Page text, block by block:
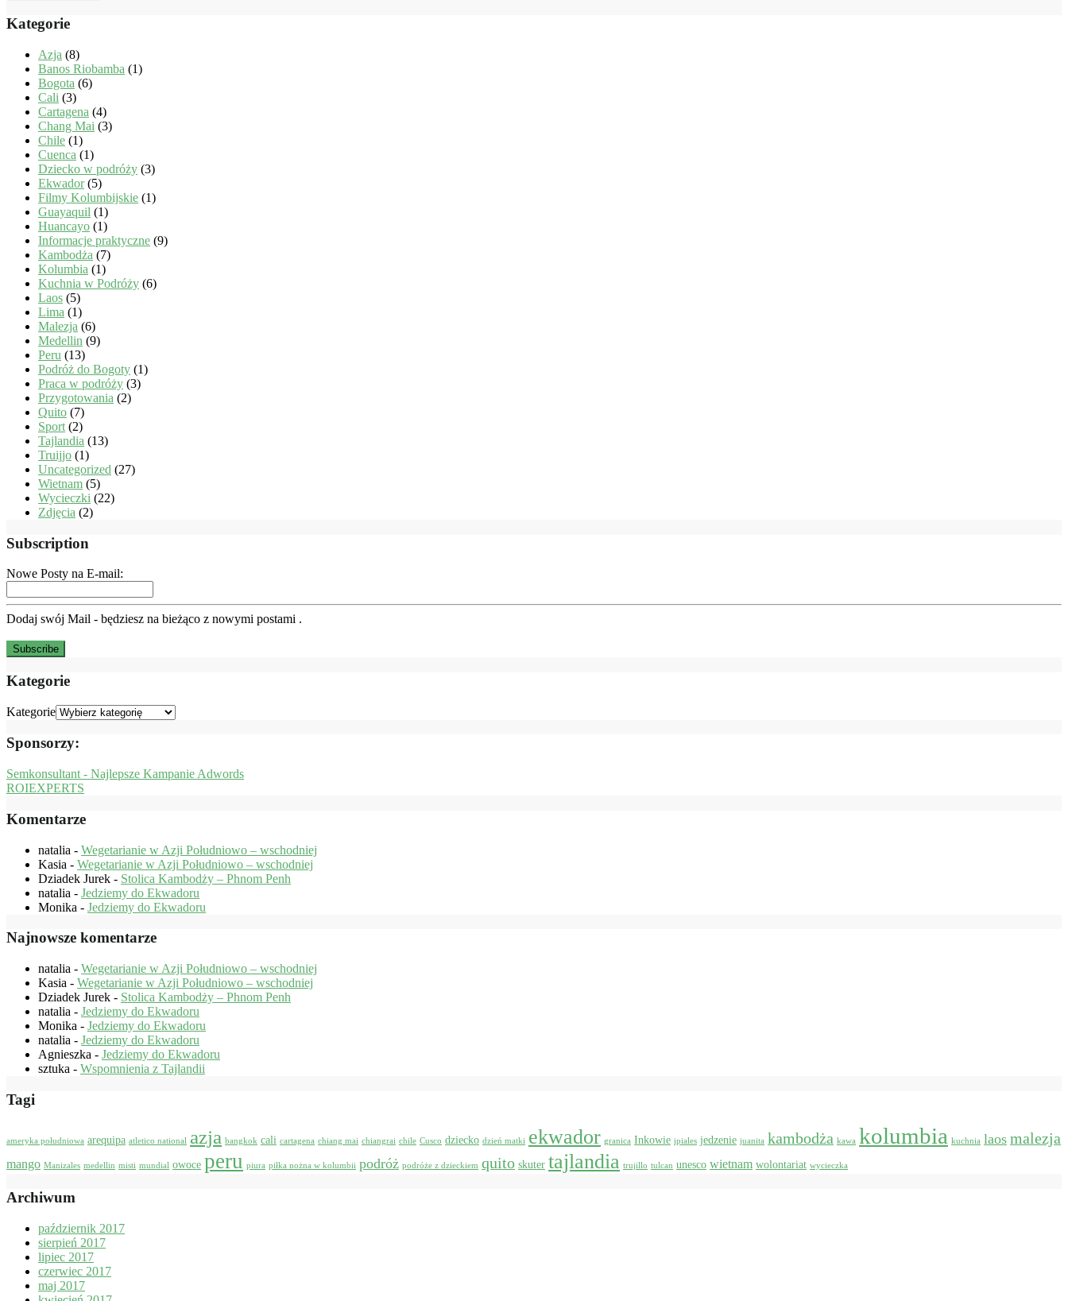
Kategorie
Azja (8)
Banos Riobamba (1)
Bogota (6)
Cali (3)
Cartagena (4)
Chang Mai (3)
Chile (1)
Cuenca (1)
Dziecko w podróży (3)
Ekwador(5)
Filmy Kolumbijskie (1)
Guayaquil (1)
Huancayo (1)
Informacje praktyczne (9)
Kambodża (7)
Kolumbia (1)
Kuchnia w Podróży (6)
Laos (5)
Lima (1)
Malezja (6)
Medellin (9)
Peru (13)
Podróż do Bogoty (1)
Praca w podróży (3)
Przygotowania (2)
Quito (7)
Sport (2)
Tajlandia (13)
Truijjo (1)
Uncategorized (27)
Wietnam (5)
Wycieczki (22)
Zdjęcia (2)
Subscription
Nowe Posty na E-mail:
Dodaj swój Mail - będziesz na bieżąco z nowymi postami .
Kategorie
Kategorie
Sponsorzy:
Semkonsultant - Najlepsze Kampanie Adwords
ROIEXPERTS
Komentarze
natalia - Wegetarianie w Azji Południowo – wschodniej
Kasia - Wegetarianie w Azji Południowo – wschodniej
Dziadek Jurek - Stolica Kambodży – Phnom Penh
natalia - Jedziemy do Ekwadoru
Monika - Jedziemy do Ekwadoru
Najnowsze komentarze
natalia - Wegetarianie w Azji Południowo – wschodniej
Kasia - Wegetarianie w Azji Południowo – wschodniej
Dziadek Jurek - Stolica Kambodży – Phnom Penh
natalia - Jedziemy do Ekwadoru
Monika - Jedziemy do Ekwadoru
natalia - Jedziemy do Ekwadoru
Agnieszka - Jedziemy do Ekwadoru
sztuka - Wspomnienia z Tajlandii
Tagi
ameryka południowa arequipa atletico national azja bangkok cali cartagena chiang mai chiangrai chile Cusco dziecko dzień matki ekwador granica Inkowie ipiales jedzenie juanita kambodża kawa kolumbia kuchnia laos malezja
mango Manizales medellin misti mundial owoce peru piura piłka nożna w kolumbii podróż podróże z dzieckiem quito skuter tajlandia trujillo tulcan unesco wietnam wolontariat wycieczka
Archiwum
październik 2017
sierpień 2017
lipiec 2017
czerwiec 2017
maj 2017